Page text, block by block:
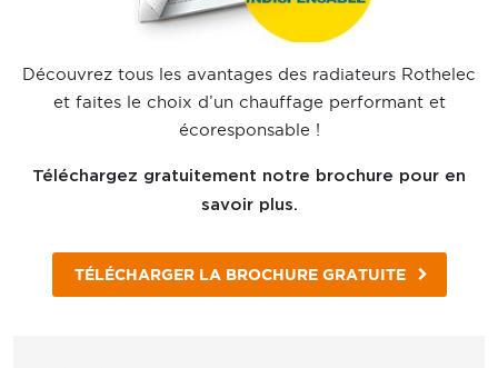
Découvrez tous les avantages des radiateurs Rothelec
et faites le choix d’un chauffage performant et
écoresponsable !
Téléchargez gratuitement notre brochure pour en
savoir plus.
TÉLÉCHARGER LA BROCHURE GRATUITE